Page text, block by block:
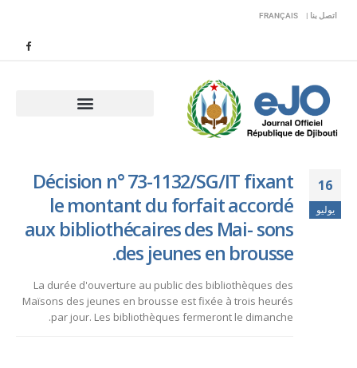
اتصل بنا | FRANÇAIS
16
يوليو
Décision n° 73-1132/SG/IT fixant
le montant du forfait accordé
aux bibliothécaires des Mai- sons
des jeunes en brousse.
La durée d'ouverture au public des bibliothèques des
Maïsons des jeunes en brousse est fixée à trois heurés
par jour. Les bibliothèques fermeront le dimanche.